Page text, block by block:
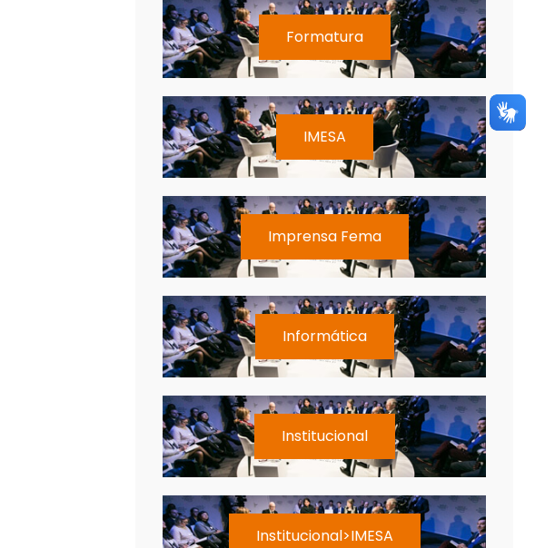
Formatura
IMESA
Imprensa Fema
Informática
Institucional
Institucional>IMESA